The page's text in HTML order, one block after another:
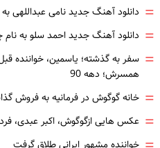
= دانلود آهنگ جدید نامی عبداللهی
= دانلود آهنگ جدید احمد سلو به
= سفر به گذشته؛ یاسمین، خواننده
همسرش؛ دهه 90
= خانه گوگوش در فرمانیه به فروش
= عکس هایی ازگوگوش، اکبر عبدی،
خواننده مشهور ایرانی طلاق گرفت